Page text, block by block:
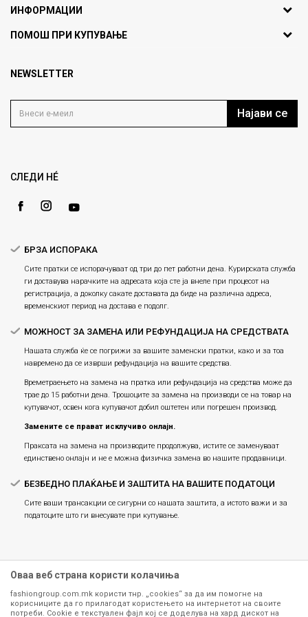
ИНФОРМАЦИИ
За нас
Продавници
Блог
Gift Card
ПОМОШ ПРИ КУПУВАЊЕ
Политика на приватност
Како да купите
Замена и рефундација на производи
NEWSLETTER
Најави се
СЛЕДИ НÉ
БРЗА ИСПОРАКА
Сите пратки се испорачуваат од три до пет работни дена. Курирската служба
ги доставува нарачките на адресата која сте ја внеле при процесот на
регистрација, а доколку сакате доставата да биде на различна адреса,
временскиот период на достава е подолг.
МОЖНОСТ ЗА ЗАМЕНА ИЛИ РЕФУНДАЦИЈА НА СРЕДСТВАТА
Нашата служба ќе се погрижи за вашите заменски пратки, како и за тоа
навремено да се изврши рефундација на вашите средства.
Времетраењето на замена на пратка или рефундацијa на средства може да
трае до 15 работни дена. Трошоците за замена на производи се на товар на
купувачот, освен кога купувачот добил оштетен или погрешен производ.
Замените се прават исклучиво онлајн.
Праксата на замена на производите продолжува, истите се заменуваат
единствено онлајн и не е можна физичка замена во нашите продавници.
БЕЗБЕДНО ПЛАЌАЊЕ И ЗАШТИТА НА ВАШИТЕ ПОДАТОЦИ
Сите ваши трансакции се сигурни со нашата заштита, а истото важи и за
податоците што ги внесувате при купување.
Оваа веб страна користи колачиња
fashiongroup.com.mk користи тнр. „cookies“ за да им помогне на
корисниците да го прилагодат користењето на интернетот на своите
потреби. Cookie е текстуален фајл кој се доделува на хард дискот на